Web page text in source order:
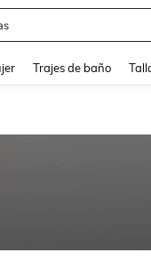
Trajes de baño